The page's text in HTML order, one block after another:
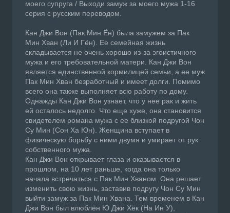
моего супруга / Выходи замуж за моего мужа 1-16
серия с русским переводом.
Кан Джи Вон (Пак Мин Ён) была замужем за Пак
Мин Хван (Ли И Гён). Ее семейная жизнь
складывается не очень хорошо из-за эгоистичного
мужа и его требовательной матери. Кан Джи Вон
является единственной кормилицей семьи, а ее муж
Пак Мин Хван безработный и имеет долги. Помимо
всего она также выполняет всю работу по дому.
Однажды Кан Джи Вон узнает, что у нее рак и жить
ей осталось недолго. Что еще хуже, она становится
свидетелем романа мужа с ее близкой подругой Чон
Су Мин (Сон Ха Юн). Женщина вступает в
физическую борьбу с ними двумя и умирает от рук
собственного мужа.
Кан Джи Вон открывает глаза и оказывается в
прошлом, на 10 лет раньше, когда она только
начала встречаться с Пак Мин Хваном. Она решает
изменить свою жизнь, заставив подругу Чон Су Мин
выйти замуж за Пак Мин Хвана. Тем временем в Кан
Джи Вон был влюблён Ю Джи Хёк (На Ин У),